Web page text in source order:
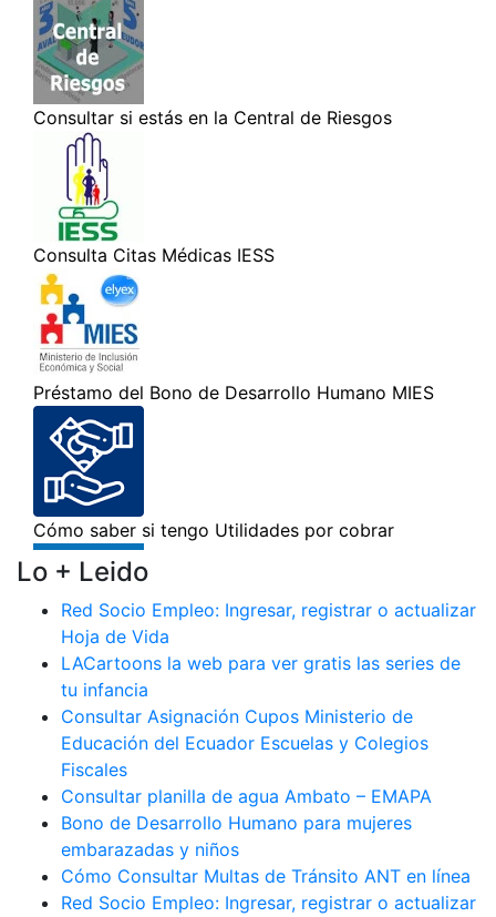
Lo + Leido
Red Socio Empleo: Ingresar, registrar o actualizar
Hoja de Vida
LACartoons la web para ver gratis las series de
tu infancia
Consultar Asignación Cupos Ministerio de
Educación del Ecuador Escuelas y Colegios
Fiscales
Consultar planilla de agua Ambato – EMAPA
Bono de Desarrollo Humano para mujeres
embarazadas y niños
Cómo Consultar Multas de Tránsito ANT en línea
Red Socio Empleo: Ingresar, registrar o actualizar